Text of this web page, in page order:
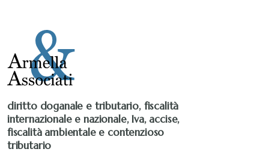
diritto doganale e tributario, fiscalità
internazionale e nazionale, Iva, accise,
fiscalità ambientale e contenzioso
tributario